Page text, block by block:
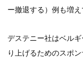
ー撤退する）例も増え
デステニー社はベル
り上げるためのスポ